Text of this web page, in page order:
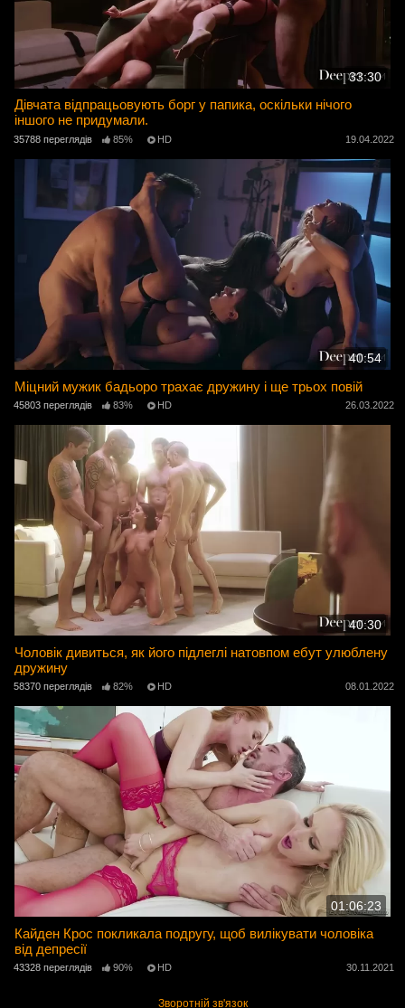
33:30
Дівчата відпрацьовують борг у папика, оскільки нічого
іншого не придумали.
35788 переглядів 85% HD 19.04.2022
40:54
Міцний мужик бадьоро трахає дружину і ще трьох повій
45803 переглядів 83% HD 26.03.2022
40:30
Чоловік дивиться, як його підлеглі натовпом ебут улюблену
дружину
58370 переглядів 82% HD 08.01.2022
01:06:23
Кайден Крос покликала подругу, щоб вилікувати чоловіка
від депресії
43328 переглядів 90% HD 30.11.2021
Зворотній зв'язок